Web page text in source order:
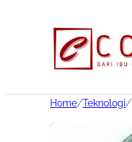
Home/Teknologi/